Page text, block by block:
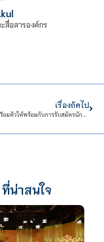
สื่อสารองค์กร
เรื่องถัดไป
เตรียมตัวให้พร้อมกับการรับสมัครนักศึกษาใหม่ ระดับ ปริญญาตรี ประจำปีการศึกษา 2569
น่าสนใจ